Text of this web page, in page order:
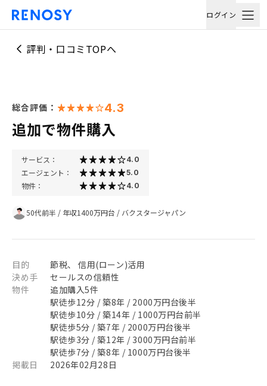
ログイン
評判・口コミTOPへ
総合評価： 4.3
追加で物件購入
サービス： 4.0
エージェント： 5.0
物件： 4.0
50代前半 / 年収1400万円台 / バクスタージャパン
目的
節税、 信用(ローン)活用
決め手
セールスの信頼性
物件
追加購入5件
駅徒歩12分 / 築8年 / 2000万円台後半
駅徒歩10分 / 築14年 / 1000万円台前半
駅徒歩5分 / 築7年 / 2000万円台後半
駅徒歩3分 / 築12年 / 3000万円台前半
駅徒歩7分 / 築8年 / 1000万円台後半
掲載日
2026年02月28日